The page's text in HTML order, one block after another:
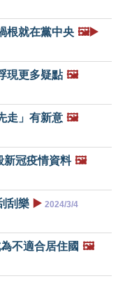
根就在黨中央 🖼️▶️
現更多疑點 🖼️
走」有新意 🖼️
新冠疫情資料 🖼️
刮樂 ▶️ 2024/3/4
不適合居住國 🖼️